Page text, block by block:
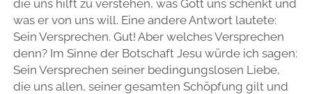
die uns hilft zu verstehen, was Gott uns schenkt und
was er von uns will. Eine andere Antwort lautete:
Sein Versprechen. Gut! Aber welches Versprechen
denn? Im Sinne der Botschaft Jesu würde ich sagen:
Sein Versprechen seiner bedingungslosen Liebe,
die uns allen, seiner gesamten Schöpfung gilt und